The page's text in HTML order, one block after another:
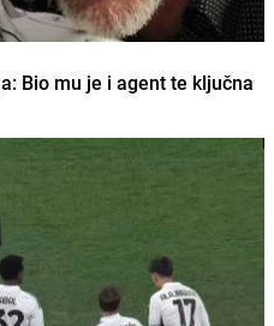
Bio mu je i agent te ključna